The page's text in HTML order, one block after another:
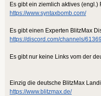
Es gibt ein ziemlich aktives (engl.)
https://www.syntaxbomb.com/
Es gibt einen Experten BlitzMax
https://discord.com/channels/
Es gibt nur keine Links vom der
Einzig die deutsche BlitzMax
https://www.blitzmax.de/